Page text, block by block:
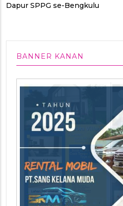
Dapur SPPG se-Bengkulu
BANNER KANAN